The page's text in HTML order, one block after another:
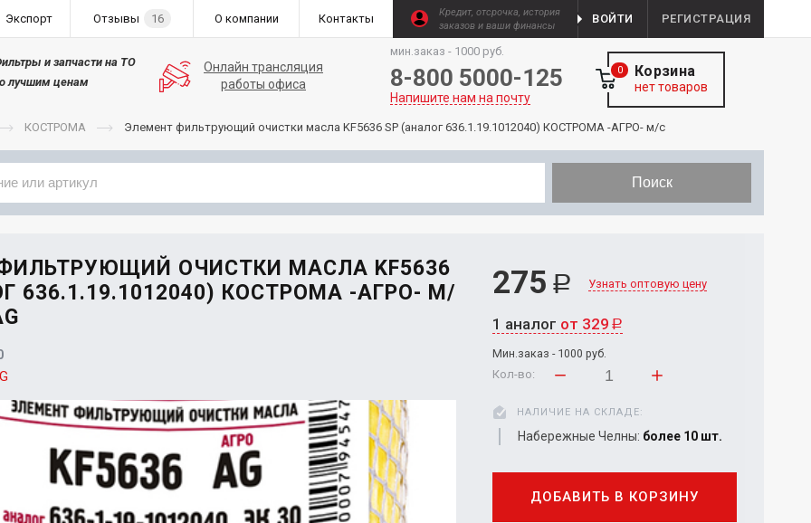
Экспорт Отзывы 16 О компании Контакты
Кредит, отсрочка, история
заказов и ваши финансы
ВОЙТИ РЕГИСТРАЦИЯ
и запчасти на ТО
лучшим ценам
Онлайн трансляция
работы офиса
мин.заказ - 1000 руб.
8-800 5000-125
Напишите нам на почту
Корзина
0
нет товаров
КОСТРОМА Элемент фильтрующий очистки масла KF5636 SP (аналог 636.1.19.1012040) КОСТРОМА -АГРО- м/с
Поиск
ОЧИСТКИ МАСЛА KF5636
636.1.19.1012040) КОСТРОМА -АГРО- М/
275 Р Узнать оптовую цену
1 аналог от 329 Р
Мин.заказ - 1000 руб.
Кол-во:
НАЛИЧИЕ НА СКЛАДЕ:
Набережные Челны: более 10 шт.
ДОБАВИТЬ В КОРЗИНУ